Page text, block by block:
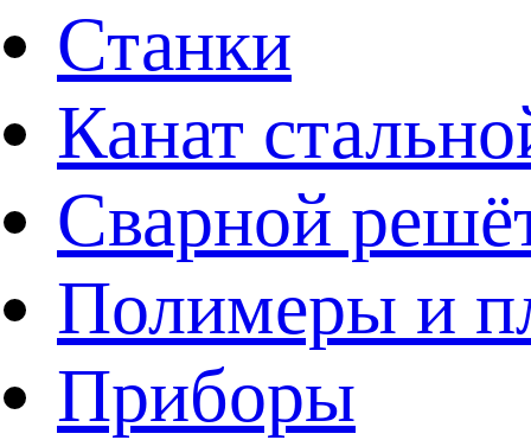
Станки
Канат
Сварной
Полимеры и
Приборы